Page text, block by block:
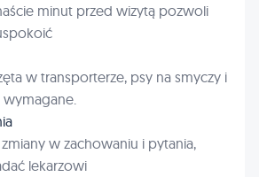
minut przed wizytą pozwoli
w transporterze, psy na smyczy i
w zachowaniu i pytania,
lekarzowi